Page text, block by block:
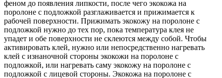
феном до появления липкости, после чего экокожа на
поролоне с подложкой разглаживается и прижимается к
рабочей поверхности. Прижимать экокожу на поролоне с
подложкой нужно до тех пор, пока температура клея не
упадет и обе поверхности не склеются между собой. Чтобы
активировать клей, нужно или непосредственно нагревать
клей с изнаночной стороны экокожи на поролоне с
подложкой, или нагревать саму экокожу на поролоне с
подложкой с лицевой стороны. Экокожа на поролоне с